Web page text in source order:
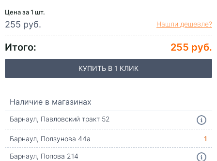
Цена за 1 шт.
255 руб. Нашли дешевле?
Итого: 255 руб.
КУПИТЬ В 1 КЛИК
Наличие в магазинах
Барнаул, Павловский тракт 52
Барнаул, Ползунова 44а
1
Барнаул, Попова 214